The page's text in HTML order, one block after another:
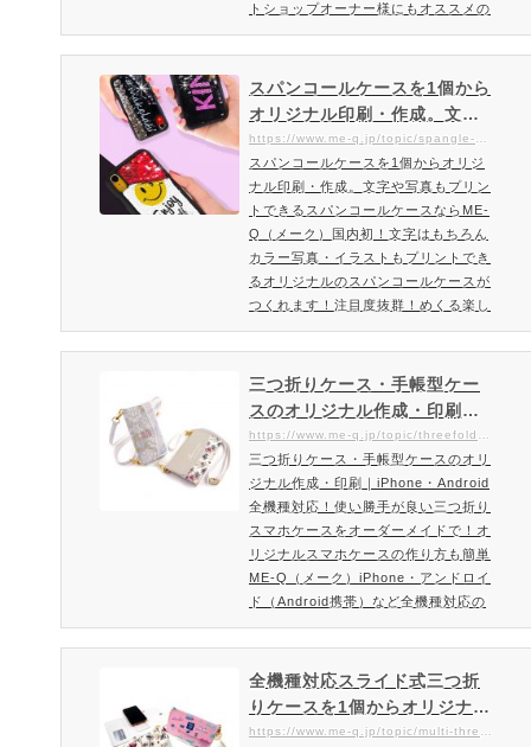
トショップオーナー様にもオススメの
オリジナルグッズあなたが作成した手
帳型のスマホケースにフリンジチャー
ムを取り付けてお届け！バッグやスマ
ホを使っている時、ポケットに入れて
時など可愛くゆらゆら揺れるフリンジ
ョン性もアップするオシャレなスマホ
ケース。あなただけのオリ…
スパンコールケースを1個から
オリジナル印刷・作成。文字
や写真もプリントできるスパ
ンコールケースならME-Q（メ
ーク）
スパンコールケースを1個からオリジ
ナル印刷・作成。文字や写真もプリン
トできるスパンコールケースならME-
Q（メーク）国内初！文字はもちろん
カラー写真・イラストもプリントでき
るオリジナルのスパンコールケースが
つくれます！注目度抜群！めくる楽し
み！ファッショナブルでオリジナル性
の高いスパンコールスマホケース登
場。キラキラのスパンコールがスマホ
ケースに敷き詰められた、オリジナリ
ティたっぷりのスマホカバーです。表
でカラーが早代わり。好きな文字や写
真・イラスト・デザインを入…
三つ折りケース・手帳型ケー
スのオリジナル作成・印刷｜i
Phone・Android全機種対
応！使い勝手が良い三つ折り
スマホケースをオーダーメイ
ドで！オリジナルスマホケー
スの作り方も簡単ME-Q（メー
ク）
三つ折りケース・手帳型ケースのオリ
ジナル作成・印刷｜iPhone・Android
全機種対応！使い勝手が良い三つ折り
スマホケースをオーダーメイドで！オ
リジナルスマホケースの作り方も簡単
ME-Q（メーク）iPhone・アンドロイ
ド（Android携帯）など全機種対応の
三つ折りスマホケース。PUレザーと
ミラー・カード収納など使い勝手が良
いオリジナル手帳型スマホケース！ミ
ラー・カード収納・磁気ボタン・スト
ラップホール等機能性抜群で使い勝手
全機種対応スライド式三つ折
りケースを1個からオリジナル
作成・印刷｜マルチタイプの